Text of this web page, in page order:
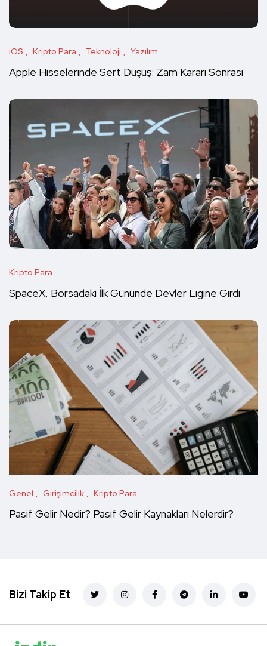
iOS Kripto Para Teknoloji Yazılım
Apple Hisselerinde Sert Düşüş: Zam Kararı Sonrası
Kripto Para
SpaceX, Borsadaki İlk Gününde Devler Ligine Girdi
Genel Girişimcilik Kripto Para
Pasif Gelir Nedir? Pasif Gelir Kaynakları Nelerdir?
Bizi Takip Et